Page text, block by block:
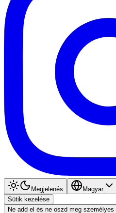
Megjelenés
Magyar
Sütik kezelése
Ne add el és ne oszd meg személyes